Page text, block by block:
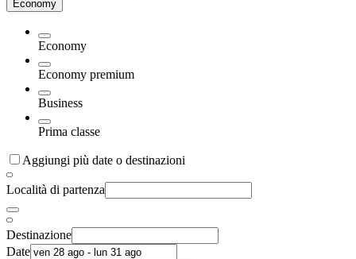
Economy
Economy
Economy premium
Business
Prima classe
Aggiungi più date o destinazioni
Località di partenza
Destinazione
Date